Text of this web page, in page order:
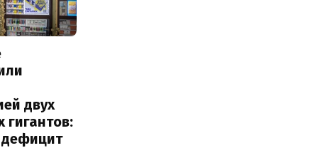
двух
гигантов:
дефицит